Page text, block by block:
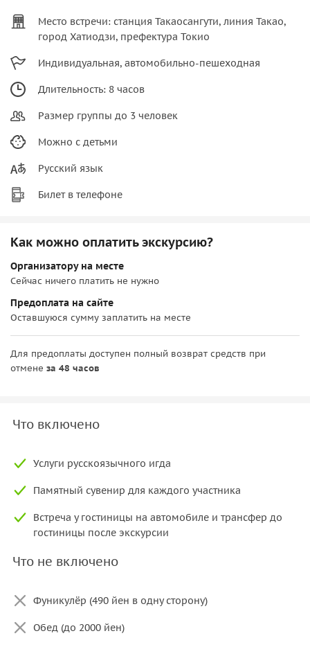
Место встречи: станция Такаосангути, линия Такао,
город Хатиодзи, префектура Токио
Индивидуальная, автомобильно-пешеходная
Длительность: 8 часов
Размер группы до 3 человек
Можно с детьми
Русский язык
Билет в телефоне
Как можно оплатить экскурсию?
Организатору на месте
Сейчас ничего платить не нужно
Предоплата на сайте
Оставшуюся сумму заплатить на месте
Для предоплаты доступен полный возврат средств при
отмене за 48 часов
Что включено
Услуги русскоязычного игда
Памятный сувенир для каждого участника
Встреча у гостиницы на автомобиле и трансфер до
гостиницы после экскурсии
Что не включено
Фуникулёр (490 йен в одну сторону)
Обед (до 2000 йен)